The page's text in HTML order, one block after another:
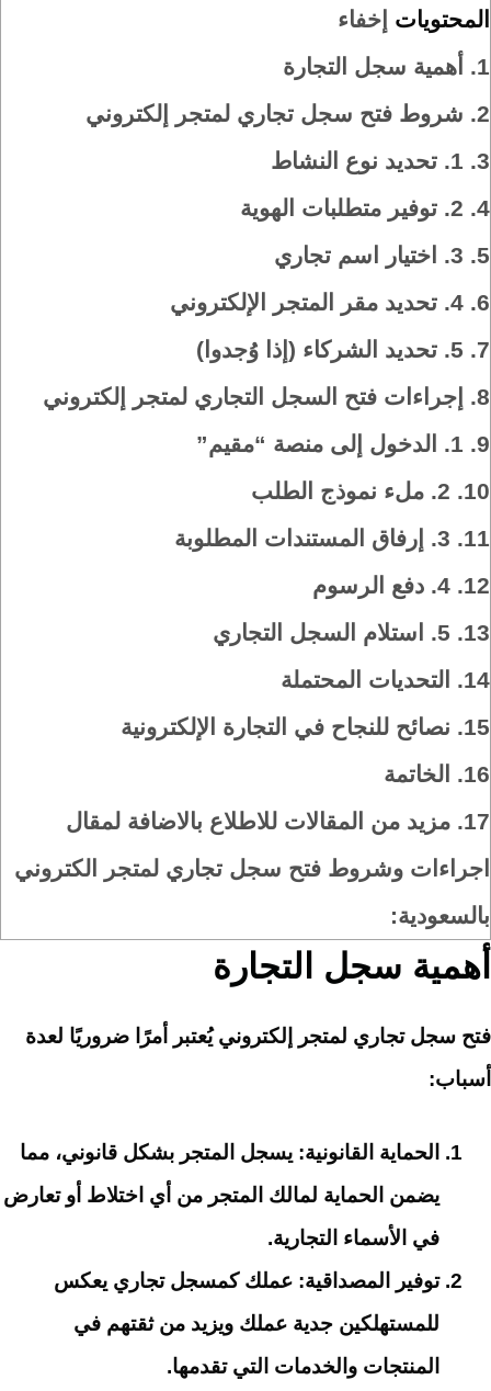
المحتويات إخفاء
1.
أهمية سجل التجارة
2. شروط فتح سجل تجاري لمتجر إلكتروني
3. 1. تحديد نوع النشاط
4. 2. توفير متطلبات الهوية
5. 3. اختيار اسم تجاري
6. 4. تحديد مقر المتجر الإلكتروني
7.
5. تحديد الشركاء (إذا وُجدوا)
8.
إجراءات فتح السجل التجاري لمتجر إلكتروني
9. 1. الدخول إلى منصة “مقيم”
10.
2. ملء نموذج الطلب
11.
3. إرفاق المستندات المطلوبة
12. 4. دفع الرسوم
13.
5. استلام السجل التجاري
14.
التحديات المحتملة
15.
نصائح للنجاح في التجارة الإلكترونية
16.
الخاتمة
17. مزيد من المقالات للاطلاع بالاضافة لمقال
اجراءات وشروط فتح سجل تجاري لمتجر الكتروني
بالسعودية:
أهمية سجل التجارة
فتح سجل تجاري لمتجر إلكتروني يُعتبر أمرًا ضروريًا لعدة
أسباب:
الحماية القانونية: يسجل المتجر بشكل قانوني، مما
يضمن الحماية لمالك المتجر من أي اختلاط أو تعارض
في الأسماء التجارية.
توفير المصداقية: عملك كمسجل تجاري يعكس
للمستهلكين جدية عملك ويزيد من ثقتهم في
المنتجات والخدمات التي تقدمها.